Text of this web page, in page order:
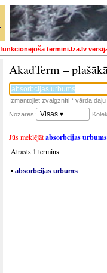
termini.lza.lv
AkadTerm –
Izmantojiet zvaigznīti * vārda
Nozares:
Visas ▾
Jūs meklējātabsorbcijas urbums
Atrasts 1 termins
▪ absorbcijas urbums